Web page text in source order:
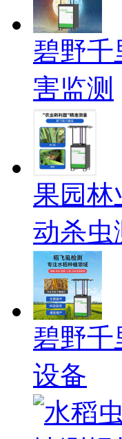
碧野千
害监测
果园林
动杀虫
碧野千
设备